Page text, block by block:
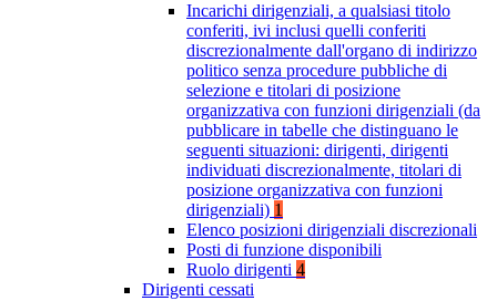
Incarichi dirigenziali, a qualsiasi titolo
conferiti, ivi inclusi quelli conferiti
discrezionalmente dall'organo di indirizzo
politico senza procedure pubbliche di
selezione e titolari di posizione
organizzativa con funzioni dirigenziali (da
pubblicare in tabelle che distinguano le
seguenti situazioni: dirigenti, dirigenti
individuati discrezionalmente, titolari di
posizione organizzativa con funzioni
dirigenziali) 1
Elenco posizioni dirigenziali discrezionali
Posti di funzione disponibili
Ruolo dirigenti 4
Dirigenti cessati